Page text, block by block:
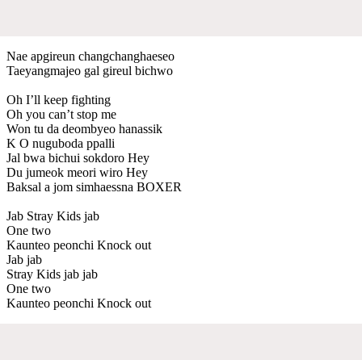
Nae apgireun changchanghaeseo
Taeyangmajeo gal gireul bichwo
Oh I’ll keep fighting
Oh you can’t stop me
Won tu da deombyeo hanassik
K O nuguboda ppalli
Jal bwa bichui sokdoro Hey
Du jumeok meori wiro Hey
Baksal a jom simhaessna BOXER
Jab Stray Kids jab
One two
Kaunteo peonchi Knock out
Jab jab
Stray Kids jab jab
One two
Kaunteo peonchi Knock out